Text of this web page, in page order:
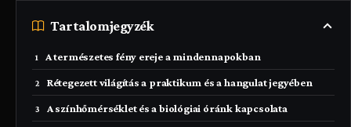
Tartalomjegyzék
A természetes fény ereje a mindennapokban
Rétegezett világítás a praktikum és a hangulat jegyében
A színhőmérséklet és a biológiai óránk kapcsolata